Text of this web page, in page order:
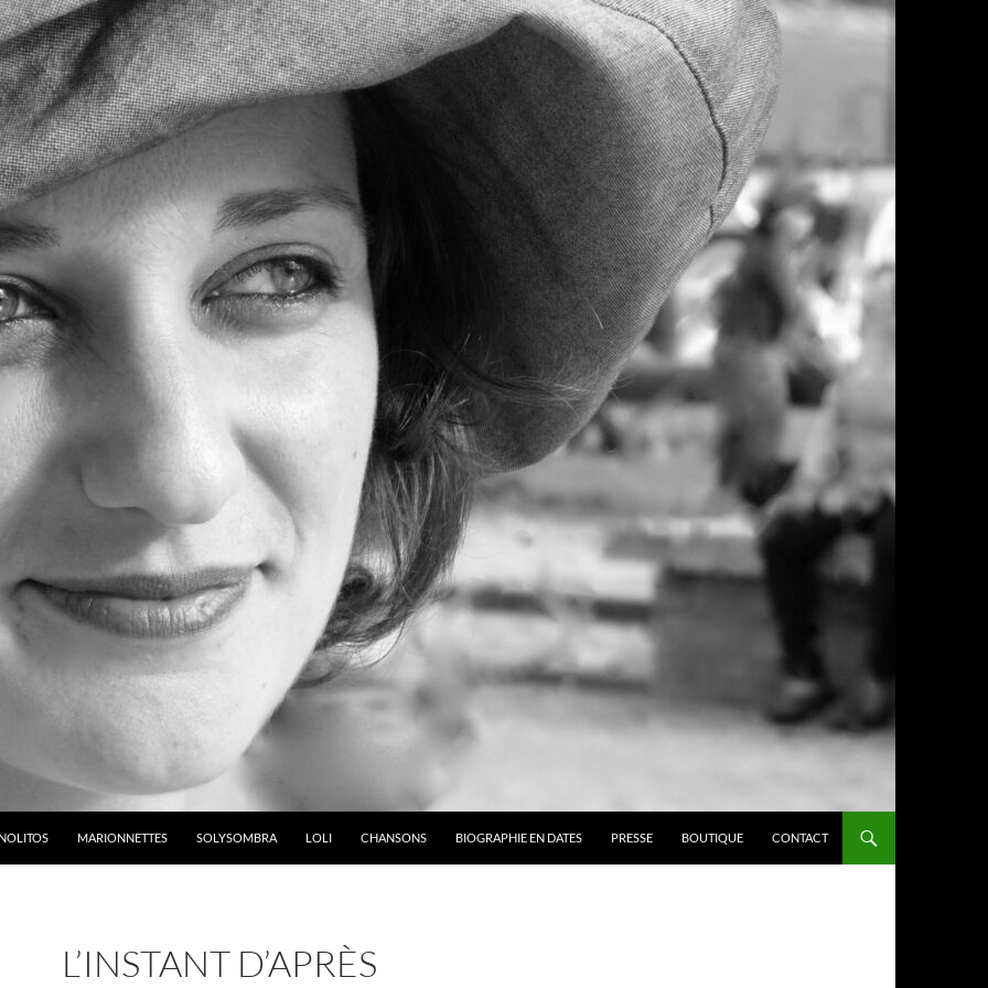
MARIONNETTES SOLYSOMBRA LOLI CHANSONS BIOGRAPHIE EN DATES PRESSE BOUTIQUE CONTACT
L’INSTANT D’APRÈS